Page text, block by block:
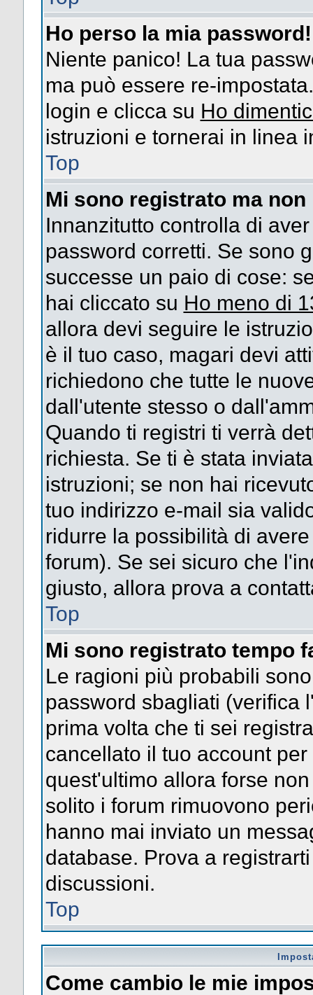
Ho perso la mia password!
Niente panico! La tua
ma può essere re-
login e clicca su Ho
istruzioni e tornerai in linea
Top
Mi sono registrato ma
Innanzitutto controlla di
password corretti. Se sono
successe un paio di cose:
hai cliccato su Ho meno di
allora devi seguire le
è il tuo caso, magari devi
richiedono che tutte le
dall'utente stesso o
Quando ti registri ti verrà
richiesta. Se ti è stata
istruzioni; se non hai
tuo indirizzo e-mail sia
ridurre la possibilità di
forum). Se sei sicuro che
giusto, allora prova a
Top
Mi sono registrato tempo
Le ragioni più probabili
password sbagliati (verifica
prima volta che ti sei
cancellato il tuo account
quest'ultimo allora forse
solito i forum rimuovono
hanno mai inviato un
database. Prova a
discussioni.
Top
Come cambio le mie